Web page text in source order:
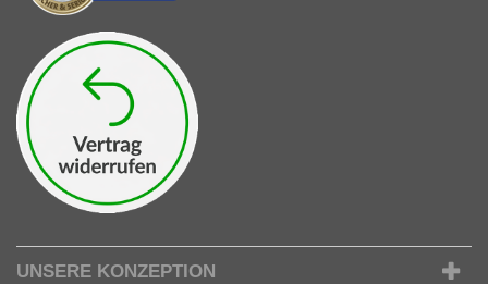
UNSERE KONZEPTION